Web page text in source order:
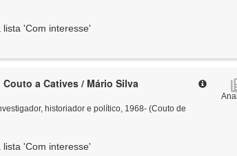
lista 'Com interesse'
a Catives / Mário Silva
historiador e político, 1968- (Couto de
lista 'Com interesse'